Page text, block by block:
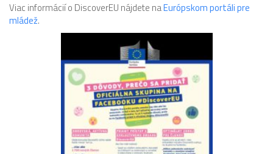
Viac informácií o DiscoverEU nájdete naEurópskom portáli pre
mládež.